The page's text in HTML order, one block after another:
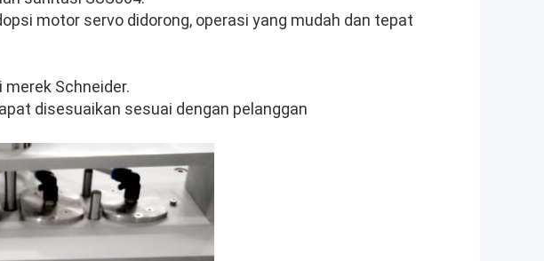
motor servo didorong, operasi yang mudah dan tepat
merek Schneider.
disesuaikan sesuai dengan pelanggan